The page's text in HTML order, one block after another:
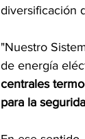
diversificación
"Nuestro
de energía
centrales
para la